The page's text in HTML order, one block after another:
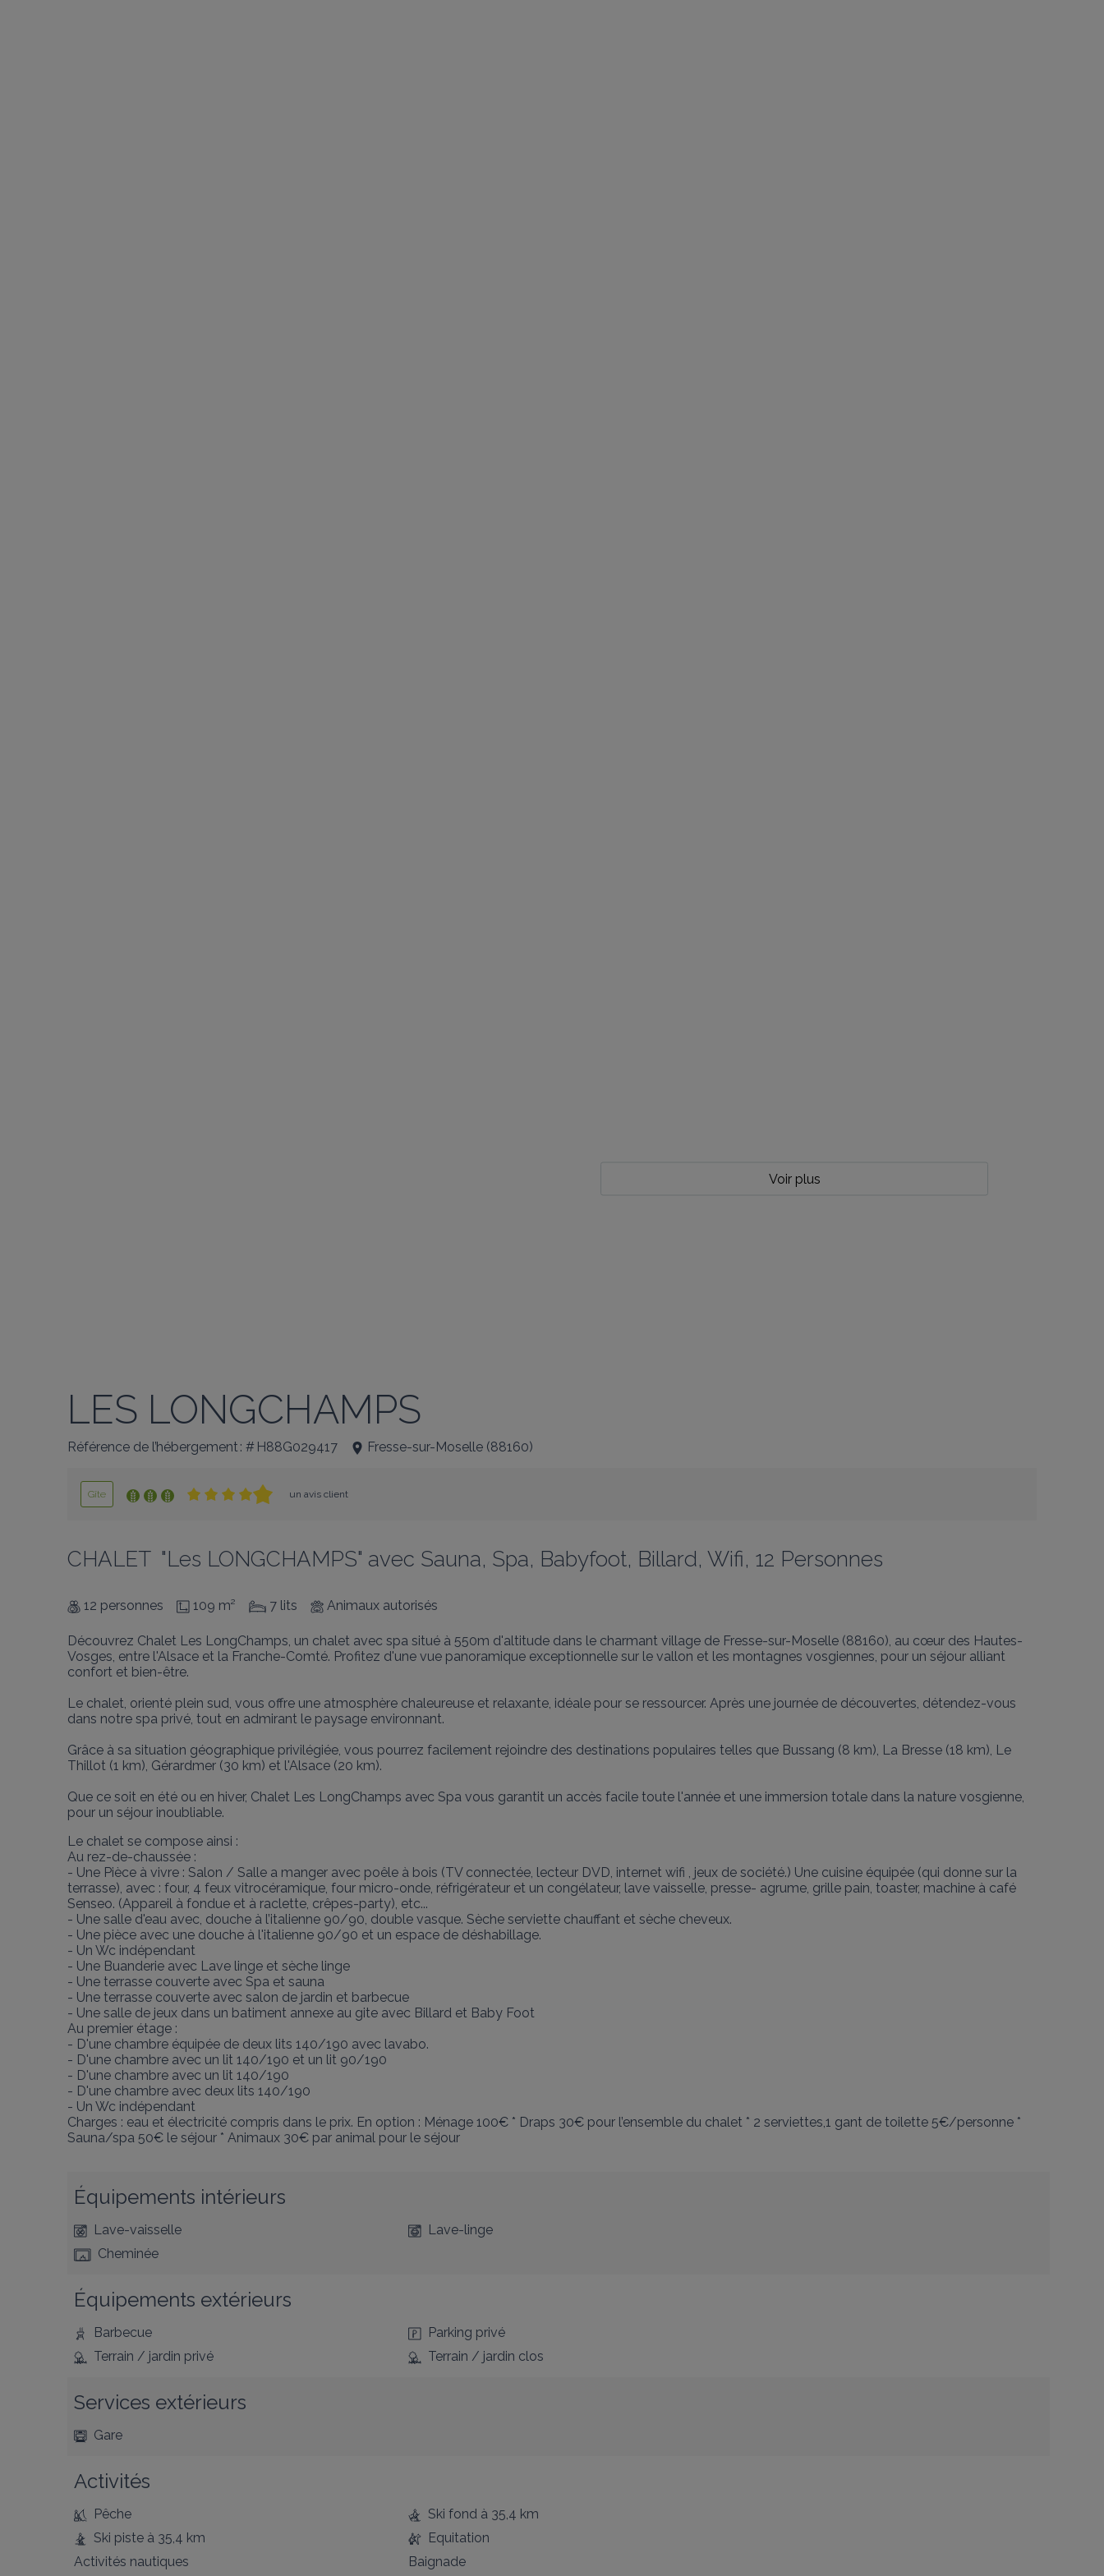
Voir plus
LES LONGCHAMPS
Référence de l’hébergement : # H88G029417 Fresse-sur-Moselle (88160)
Gîte un avis client
CHALET  "Les LONGCHAMPS" avec Sauna, Spa, Babyfoot, Billard, Wifi, 12 Personnes
12 personnes 109 m² 7 lits Animaux autorisés
Découvrez Chalet Les LongChamps, un chalet avec spa situé à 550m d'altitude dans le charmant village de Fresse-sur-Moselle (88160), au cœur des Hautes-
Vosges, entre l'Alsace et la Franche-Comté. Profitez d'une vue panoramique exceptionnelle sur le vallon et les montagnes vosgiennes, pour un séjour alliant
confort et bien-être.
Le chalet, orienté plein sud, vous offre une atmosphère chaleureuse et relaxante, idéale pour se ressourcer. Après une journée de découvertes, détendez-vous
dans notre spa privé, tout en admirant le paysage environnant.
Grâce à sa situation géographique privilégiée, vous pourrez facilement rejoindre des destinations populaires telles que Bussang (8 km), La Bresse (18 km), Le
Thillot (1 km), Gérardmer (30 km) et l'Alsace (20 km).
Que ce soit en été ou en hiver, Chalet Les LongChamps avec Spa vous garantit un accès facile toute l'année et une immersion totale dans la nature vosgienne,
pour un séjour inoubliable.
Le chalet se compose ainsi :
Au rez-de-chaussée :
- Une Pièce à vivre : Salon / Salle a manger avec poêle à bois (TV connectée, lecteur DVD, internet wifi , jeux de société.) Une cuisine équipée (qui donne sur la
terrasse), avec : four, 4 feux vitrocéramique, four micro-onde, réfrigérateur et un congélateur, lave vaisselle, presse- agrume, grille pain, toaster, machine à café
Senseo. (Appareil à fondue et à raclette, crêpes-party), etc...
- Une salle d'eau avec, douche à l’italienne 90/90, double vasque. Sèche serviette chauffant et sèche cheveux.
- Une pièce avec une douche à l'italienne 90/90 et un espace de déshabillage.
- Un Wc indépendant
- Une Buanderie avec Lave linge et sèche linge
- Une terrasse couverte avec Spa et sauna
- Une terrasse couverte avec salon de jardin et barbecue
- Une salle de jeux dans un batiment annexe au gite avec Billard et Baby Foot
Au premier étage :
- D'une chambre équipée de deux lits 140/190 avec lavabo.
- D'une chambre avec un lit 140/190 et un lit 90/190
- D'une chambre avec un lit 140/190
- D'une chambre avec deux lits 140/190
- Un Wc indépendant
Charges : eau et électricité compris dans le prix. En option : Ménage 100€ * Draps 30€ pour l’ensemble du chalet * 2 serviettes,1 gant de toilette 5€/personne *
Sauna/spa 50€ le séjour * Animaux 30€ par animal pour le séjour
Équipements intérieurs
Lave-vaisselle
Lave-linge
Cheminée
Équipements extérieurs
Barbecue
Parking privé
Terrain / jardin privé
Terrain / jardin clos
Services extérieurs
Gare
Activités
Pêche Ski fondà 35,4 km
Ski piste à 35,4 km
Equitation
Activités nautiques
Baignade